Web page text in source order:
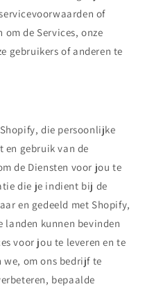
of
de Services, onze
gebruikers of anderen te
die persoonlijke
gebruik van de
de Diensten voor jou te
die je indient bij de
en gedeeld met Shopify,
landen kunnen bevinden
voor jou te leveren en te
we, om ons bedrijf te
bepaalde